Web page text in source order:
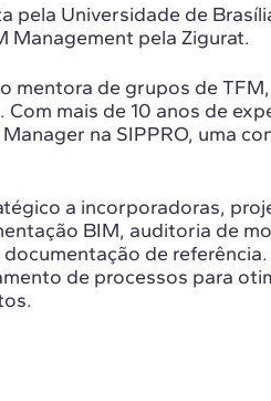
pela Universidade de
Management pela Zigurat.
mentora de grupos de
mais de 10 anos de
na SIPPRO, uma
a incorporadoras,
BIM, auditoria de
de referência.
de processos para